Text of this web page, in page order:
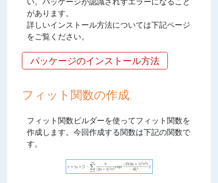
があります。
詳しいインストール方法については下記ページ
をご覧ください。
パッケージのインストール方法
フィット関数の作成
フィット関数ビルダーを使ってフィット関数を
作成します。今回作成する関数は下記の関数で
す。